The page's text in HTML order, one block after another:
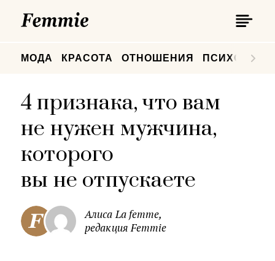
МОДА КРАСОТА ОТНОШЕНИЯ
4 признака, что вам
не нужен мужчина,
которого
вы не отпускаете
Алиса La femme,
редакция Femmie